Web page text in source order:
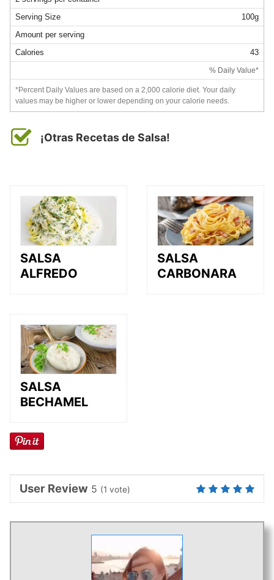
Serving Size
100g
Amount per serving
Calories
43
% Daily Value*
*Percent Daily Values are based on a 2,000 calorie diet. Your daily
values may be higher or lower depending on your calorie needs.
¡Otras Recetas de Salsa!
SALSA
ALFREDO
SALSA
CARBONARA
SALSA
BECHAMEL
User Review 5 (1 vote)